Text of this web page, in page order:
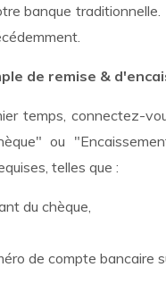
banque
de remise &
temps, connectez-
ou
telles que :
du chèque,
de compte bancaire